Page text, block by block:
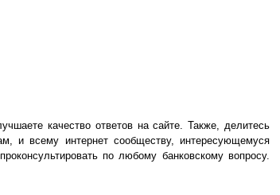
качество ответов на сайте. Также, делитесь
и всему интернет сообществу, интересующемуся
по любому банковскому вопросу.